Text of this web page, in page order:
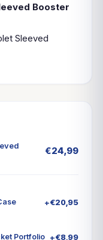
Booster
Sleeved
€24,99
+€20,95
Portfolio +€8,99